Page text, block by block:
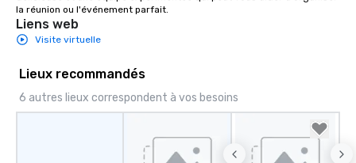
la réunion ou l'événement parfait.
Liens web
Visite virtuelle
Lieux recommandés
6 autres lieux correspondent à vos besoins